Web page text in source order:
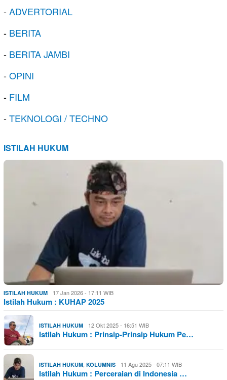
-ADVERTORIAL
- BERITA
- BERITA JAMBI
-OPINI
- FILM
-TEKNOLOGI / TECHNO
ISTILAH HUKUM
ISTILAH HUKUM 17 Jan 2026 - 17:11 WIB
Istilah Hukum : KUHAP 2025
ISTILAH HUKUM 12 Okt 2025 - 16:51 WIB
Istilah Hukum : Prinsip-Prinsip Hukum Pe…
ISTILAH HUKUM KOLUMNIS 11 Agu 2025 - 07:11 WIB
Istilah Hukum : Perceraian di Indonesia …